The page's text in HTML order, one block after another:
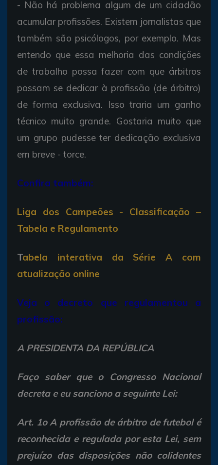
- Não há problema algum de um cidadão
acumular profissões. Existem jornalistas que
também são psicólogos, por exemplo. Mas
entendo que essa melhoria das condições
de trabalho possa fazer com que árbitros
possam se dedicar à profissão (de árbitro)
de forma exclusiva. Isso traria um ganho
técnico muito grande. Gostaria muito que
um grupo pudesse ter dedicação exclusiva
em breve - torce.
Confira também:
Liga dos Campeões - Classificação –
Tabela e Regulamento
Tabela interativa da Série A com
atualização online
Veja o decreto que regulamentou a
profissão:
A PRESIDENTA DA REPÚBLICA
Faço saber que o Congresso Nacional
decreta e eu sanciono a seguinte Lei:
Art. 1o A profissão de árbitro de futebol é
reconhecida e regulada por esta Lei, sem
prejuízo das disposições não colidentes